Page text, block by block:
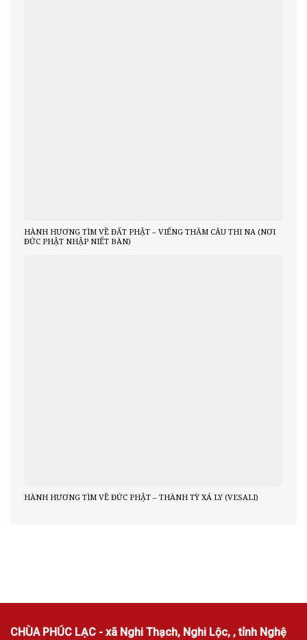
HÀNH HƯƠNG TÌM VỀ ĐẤT PHẬT – VIẾNG THĂM CÂU THI NA (NƠI
ĐỨC PHẬT NHẬP NIẾT BÀN)
HÀNH HƯƠNG TÌM VỀ ĐỨC PHẬT – THÀNH TỲ XÁ LY (VESALI)
CHÙA PHÚC LẠC - xã Nghi Thạch, Nghi Lộc, , tỉnh Nghệ